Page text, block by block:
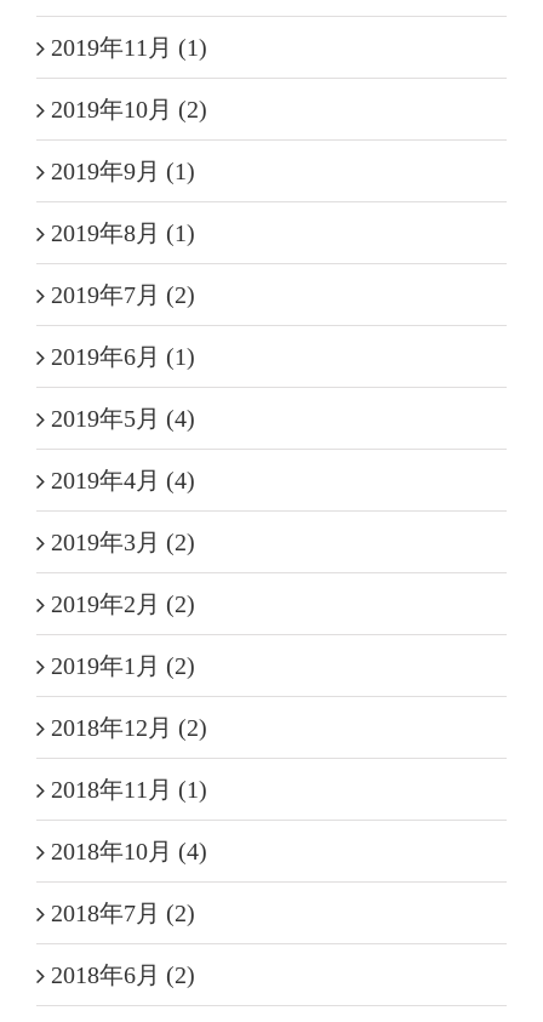
2019年11月 (1)
2019年10月 (2)
2019年9月 (1)
2019年8月 (1)
2019年7月 (2)
2019年6月 (1)
2019年5月 (4)
2019年4月 (4)
2019年3月 (2)
2019年2月 (2)
2019年1月 (2)
2018年12月 (2)
2018年11月 (1)
2018年10月 (4)
2018年7月 (2)
2018年6月 (2)